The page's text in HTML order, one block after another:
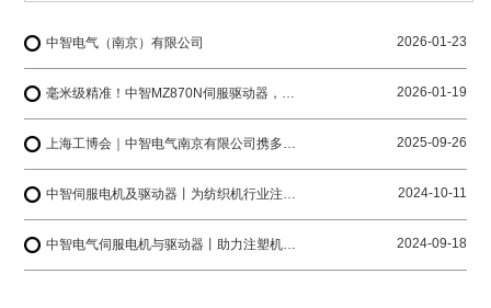
中智电气（南京）有限公司 2026-01-23
毫米级精准！中智MZ870N伺服驱动器，解锁工业4.0智造密码 2026-01-19
上海工博会｜中智电气南京有限公司携多系列产品与您相约上海国家会展中心 2025-09-26
中智伺服电机及驱动器丨为纺织机行业注入创新动力 2024-10-11
中智电气伺服电机与驱动器丨助力注塑机生产厂家迈向更高水平 2024-09-18